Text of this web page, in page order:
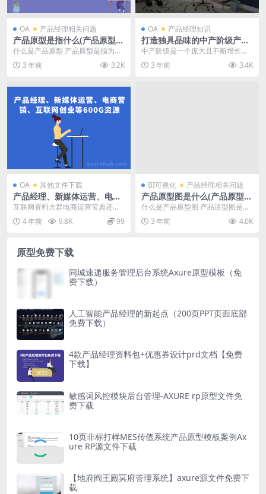
OA 产品经理相关问题
产品原型是指什么(产品原型的
意义和作用)
什么是产品原型 产品原型是指为了
验证和展示产品概念而创建的初步
模型或样品。它是产...
3 年前 3.2K
OA 产品经理知识
打造独具品味的中产阶级产
品：关键要素与市场策略
中产阶级是一个庞大且不断增长的
消费群体，他们对产品的要求更加
苛刻和多样化。为了成...
3 年前 3.4K
OA 其他文件下载
产品经理、新媒体运营、电商
营销、互联网创业等600G资
源?永久会员专属
互联网资料大群电商运营宝典还有
一堆新媒体的资料，教程等等，比
较丰富，大家可以自...
4 年前 9.8K 99
BI可视化 产品经理相关问题
产品原型图是什么(产品原型图
的重要性)
什么是产品原型图 产品原型图是产
品设计过程中的一种可视化工具，
用于展示产品的外观...
3 年前 4.0K
原型免费下载
同城速递服务管理后台系统Axure原型模板（免
费下载）
人工智能产品经理的新起点（200页PPT页面底部
免费下载）
4款产品经理资料包+优惠券设计prd文档【免费
下载】
敏感词风控模块后台管理-AXURE rp原型文件免
费下载
10页非标打样MES传值系统产品原型模板案例Ax
ure RP源文件下载
【地府阎王殿冥府管理系统】axure源文件免费下
载